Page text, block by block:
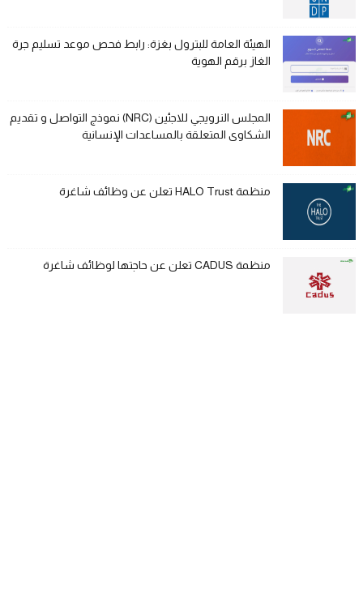
الهيئة العامة للبترول بغزة: رابط فحص موعد تسليم جرة
الغاز برقم الهوية
المجلس النرويجي للاجئين (NRC) نموذج التواصل و تقديم
الشكاوى المتعلقة بالمساعدات الإنسانية
منظمة HALO Trust تعلن عن وظائف شاغرة
منظمة CADUS تعلن عن حاجتها لوظائف شاغرة